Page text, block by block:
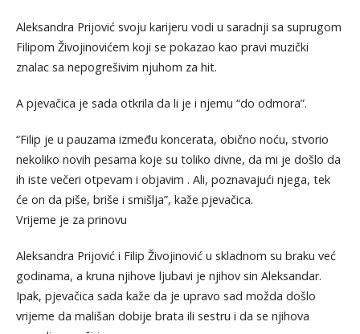
Aleksandra Prijović svoju karijeru vodi u saradnji sa suprugom
Filipom Živojinovićem koji se pokazao kao pravi muzički
znalac sa nepogrešivim njuhom za hit.
A pjevačica je sada otkrila da li je i njemu “do odmora”.
“Filip je u pauzama između koncerata, obično noću, stvorio
nekoliko novih pesama koje su toliko divne, da mi je došlo da
ih iste večeri otpevam i objavim . Ali, poznavajući njega, tek
će on da piše, briše i smišlja”, kaže pjevačica.
Vrijeme je za prinovu
Aleksandra Prijović i Filip Živojinović u skladnom su braku već
godinama, a kruna njihove ljubavi je njihov sin Aleksandar.
Ipak, pjevačica sada kaže da je upravo sad možda došlo
vrijeme da mališan dobije brata ili sestru i da se njihova